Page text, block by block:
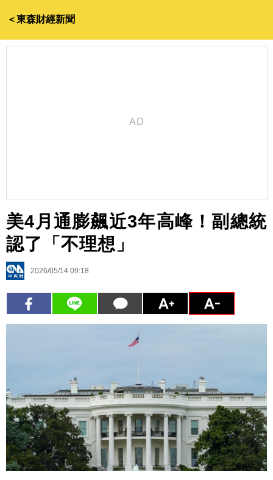
＜東森財經新聞
美4月通膨飆近3年高峰！副總統
認了「不理想」
2026/05/14 09:18